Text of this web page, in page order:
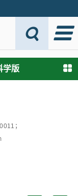
学版
；